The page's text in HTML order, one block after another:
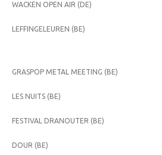
WACKEN OPEN AIR (DE)
LEFFINGELEUREN (BE)
GRASPOP METAL MEETING (BE)
LES NUITS (BE)
FESTIVAL DRANOUTER (BE)
DOUR (BE)